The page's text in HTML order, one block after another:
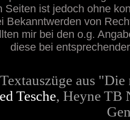
Seiten ist jedoch ohne
Bekanntwerden von
mir bei den o.g.
diese bei
aus
Tesche, Heyne TB